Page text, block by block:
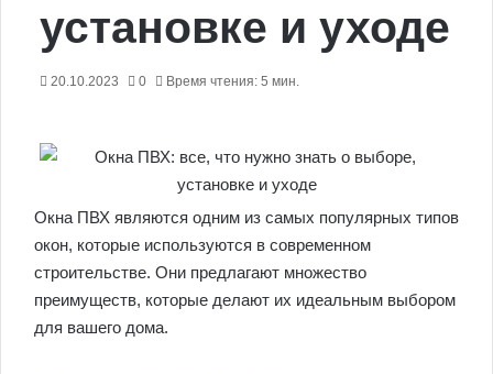
установке и уходе
20.10.2023 0 Время чтения: 5 мин.
Окна ПВХ являются одним из самых популярных типов
окон, которые используются в современном
строительстве. Они предлагают множество
преимуществ, которые делают их идеальным выбором
для вашего дома.